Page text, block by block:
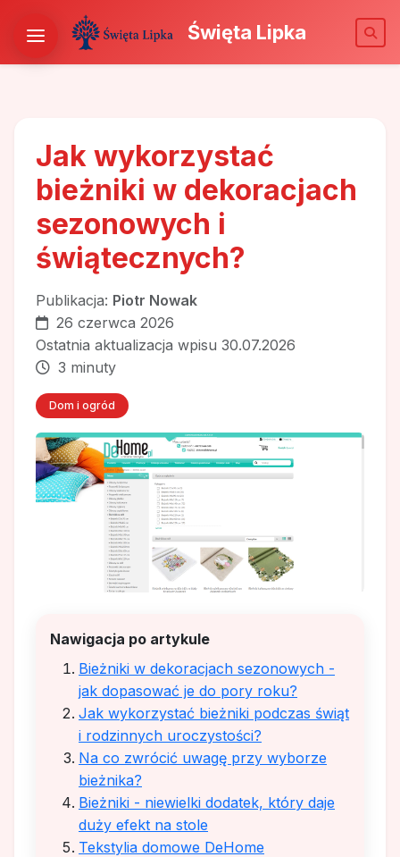
Święta Lipka
Jak wykorzystać
bieżniki w dekoracjach
sezonowych i
świątecznych?
Publikacja: Piotr Nowak
26 czerwca 2026
Ostatnia aktualizacja wpisu 30.07.2026
3 minuty
Dom i ogród
Nawigacja po artykule
Bieżniki w dekoracjach sezonowych -
jak dopasować je do pory roku?
Jak wykorzystać bieżniki podczas świąt
i rodzinnych uroczystości?
Na co zwrócić uwagę przy wyborze
bieżnika?
Bieżniki - niewielki dodatek, który daje
duży efekt na stole
Tekstylia domowe DeHome